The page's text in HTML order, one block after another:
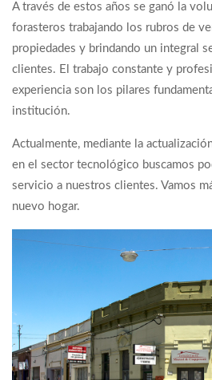
A través de estos años se ganó la
forasteros trabajando los rubros de
propiedades y brindando un integral
clientes. El trabajo constante y
experiencia son los pilares
institución.
Actualmente, mediante la
en el sector tecnológico buscamos
servicio a nuestros clientes. Vamos
nuevo hogar.